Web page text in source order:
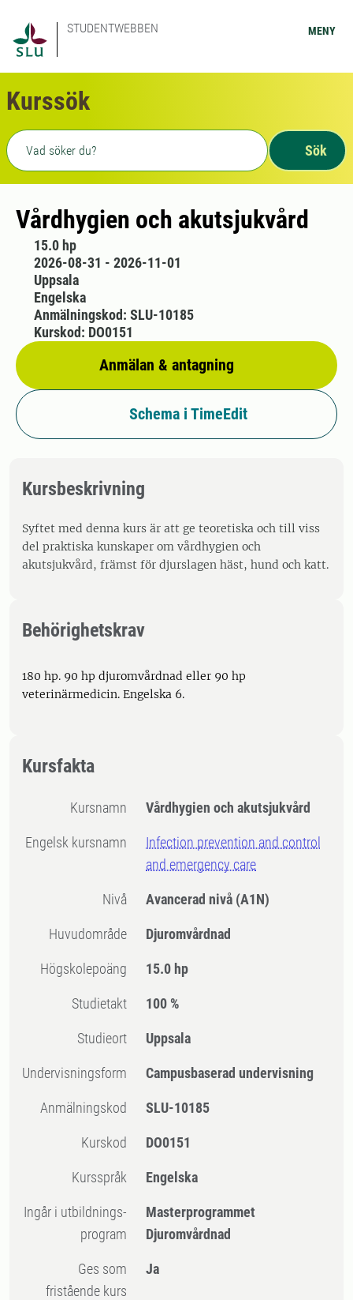
STUDENTWEBBEN MENY
Kurssök
Fritext sökning
Sök
Vårdhygien och akutsjukvård
15.0 hp
2026-08-31 - 2026-11-01
Uppsala
Engelska
Anmälan & antagning
Anmälningskod: SLU-10185
Kurskod: DO0151
Schema i TimeEdit
Kursbeskrivning
Syftet med denna kurs är att ge teoretiska och till viss
del praktiska kunskaper om vårdhygien och
akutsjukvård, främst för djurslagen häst, hund och katt.
Behörighetskrav
180 hp. 90 hp djuromvårdnad eller 90 hp
veterinärmedicin. Engelska 6.
Kursfakta
Kursnamn Vårdhygien och akutsjukvård
Engelsk kursnamn
Infection prevention and control
and emergency care
Nivå Avancerad nivå (A1N)
Huvudområde Djuromvårdnad
högskolepoäng 15.0 hp
Studietakt 100 %
Studieort Uppsala
Undervisningsform Campusbaserad undervisning
Anmälningskod SLU-10185
Kurskod DO0151
Kursspråk Engelska
Ingår i utbildnings-
program
Masterprogrammet
Djuromvårdnad
Ges som
fristående kurs
Ja